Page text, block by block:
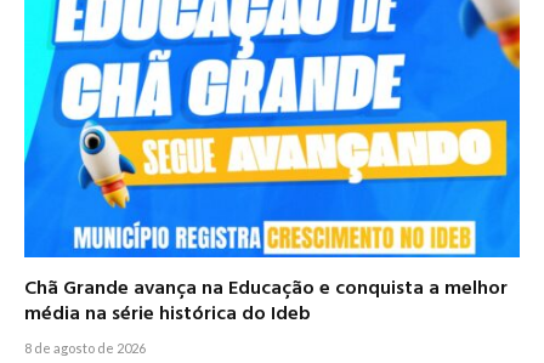
Chã Grande avança na Educação e conquista a melhor
média na série histórica do Ideb
8 de agosto de 2026